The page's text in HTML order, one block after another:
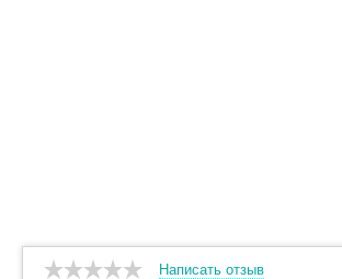
Написать отзыв